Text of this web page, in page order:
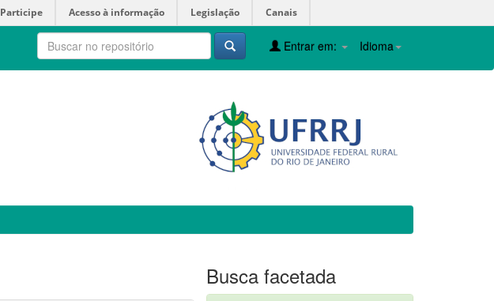
Participe Acesso à informação Legislação Canais
Idioma
Entrar em:
Busca facetada